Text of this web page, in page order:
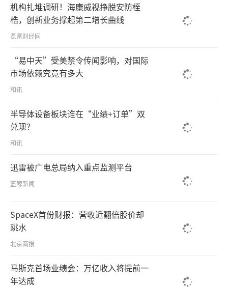
机构扎堆调研！海康威视挣脱安防桎
梏，创新业务撑起第二增长曲线
览富财经网
“易中天”受美禁令传闻影响，对国际
市场依赖究竟有多大
和讯
半导体设备板块谁在“业绩+订单”双
兑现？
和讯
迅雷被广电总局纳入重点监测平台
蓝鲸新闻
SpaceX首份财报：营收近翻倍股价却
跳水
北京商报
马斯克首场业绩会：万亿收入将提前一
年达成